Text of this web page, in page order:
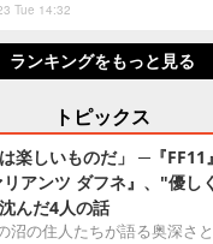
Tue 14:32
ランキングをもっと見る
トピックス
は楽しいものだ」 ─『
リアンツ ダフネ』、"優し
んだ4人の話
沼の住人たちが語る奥深さと